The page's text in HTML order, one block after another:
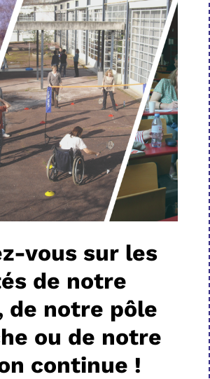
vous sur les
de notre
notre pôle
ou de notre
continue !